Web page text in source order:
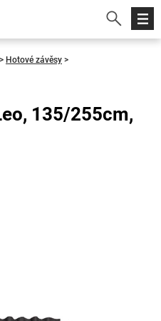
> Hotové závěsy >
135/255cm,